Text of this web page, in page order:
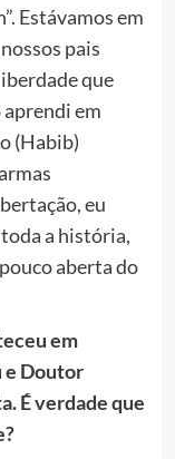
Estávamos em
pais
que
em
(Habib)
eu
a história,
aberta do
em
e Doutor
É verdade que